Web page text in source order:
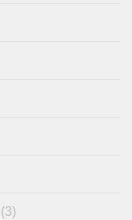
(3)